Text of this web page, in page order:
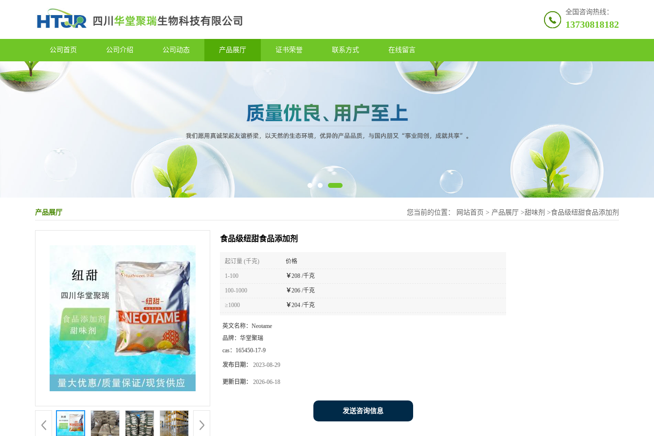
全国咨询热线：
13730818182
公司首页 公司介绍 公司动态 产品展厅 证书荣誉 联系方式 在线留言
产品展厅 您当前的位置： 网站首页 > 产品展厅 >甜味剂 >食品级纽甜食品添加剂
食品级纽甜食品添加剂
起订量 (千克) 价格
1-100 ￥208 /千克
100-1000 ￥206 /千克
≥1000 ￥204 /千克
英文名称： Neotame
品牌： 华堂聚瑞
cas： 165450-17-9
发布日期： 2023-08-29
更新日期： 2026-06-18
发送咨询信息